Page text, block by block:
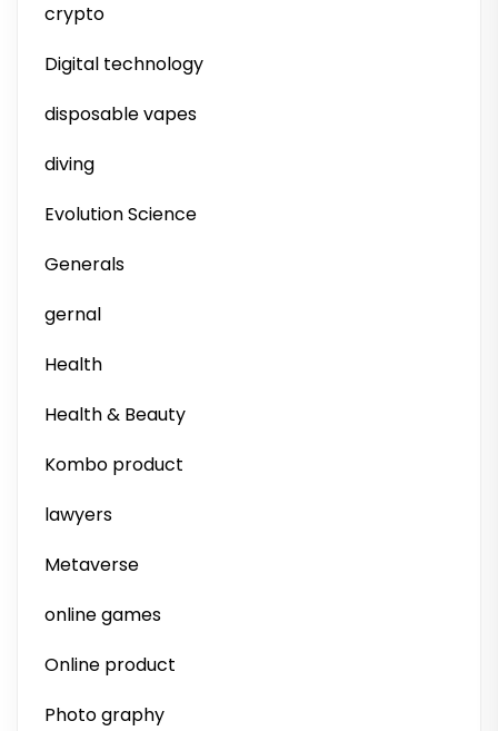
crypto
Digital technology
disposable vapes
diving
Evolution Science
Generals
gernal
Health
Health & Beauty
Kombo product
lawyers
Metaverse
online games
Online product
Photo graphy